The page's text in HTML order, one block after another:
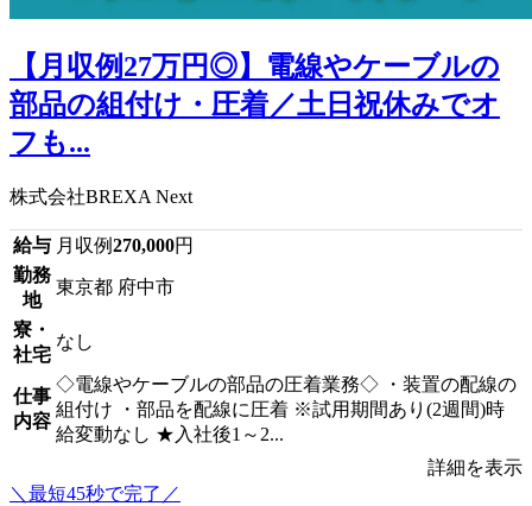
【月収例27万円◎】電線やケーブルの
部品の組付け・圧着／土日祝休みでオ
フも...
株式会社BREXA Next
給与 月収例270,000円
勤務
地
東京都 府中市
寮・
社宅
なし
仕事
内容
◇電線やケーブルの部品の圧着業務◇ ・装置の配線の
組付け ・部品を配線に圧着 ※試用期間あり(2週間)時
給変動なし ★入社後1～2...
詳細を表示
＼最短45秒で完了／